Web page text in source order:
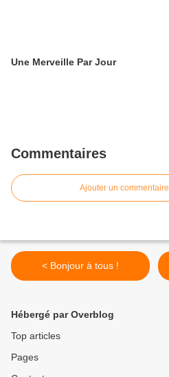
Une Merveille Par Jour
Commentaires
Ajouter un commentaire
< Bonjour à tous !
Hébergé par Overblog
Top articles
Pages